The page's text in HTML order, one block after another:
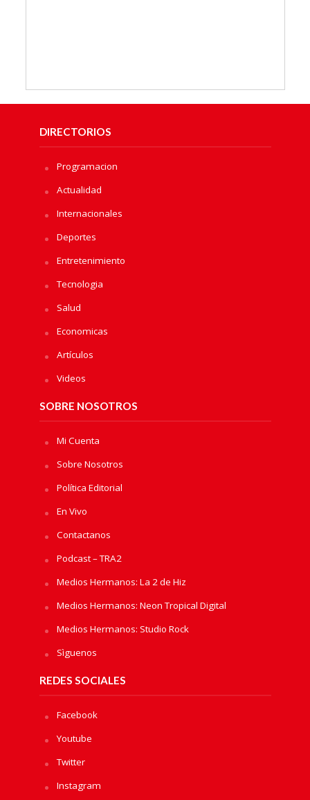
DIRECTORIOS
Programacion
Actualidad
Internacionales
Deportes
Entretenimiento
Tecnologia
Salud
Economicas
Artículos
Videos
SOBRE NOSOTROS
Mi Cuenta
Sobre Nosotros
Política Editorial
En Vivo
Contactanos
Podcast – TRA2
Medios Hermanos: La 2 de Hiz
Medios Hermanos: Neon Tropical Digital
Medios Hermanos: Studio Rock
Sìguenos
REDES SOCIALES
Facebook
Youtube
Twitter
Instagram